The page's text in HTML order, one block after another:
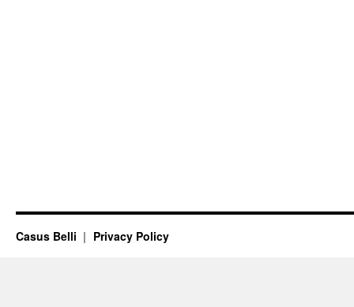
Casus Belli Privacy Policy